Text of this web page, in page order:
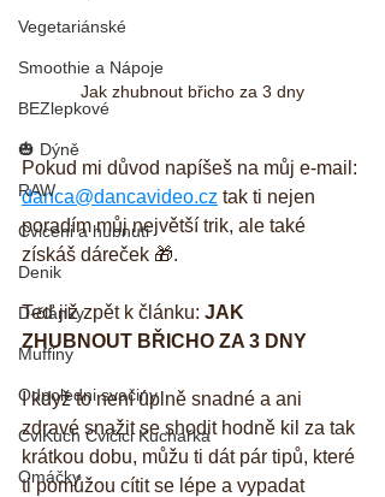
Vegetariánské
Smoothie a Nápoje
BEZlepkové
🎃 Dýně
RAW
Cviceni a hubnuti
Denik
D-články
Muffiny
Odpoledni svačiny
CviKuch Cvičici Kuchařka
Omáčky
Jak zhubnout břicho za 3 dny
Pokud mi důvod napíšeš na můj e-mail:
danca@dancavideo.cz tak ti nejen
poradím můj největší trik, ale také
získáš dáreček 🎁.
Teď již zpět k článku: JAK
ZHUBNOUT BŘICHO ZA 3 DNY
I když to není úplně snadné a ani
zdravé snažit se shodit hodně kil za tak
krátkou dobu, můžu ti dát pár tipů, které
ti pomůžou cítit se lépe a vypadat